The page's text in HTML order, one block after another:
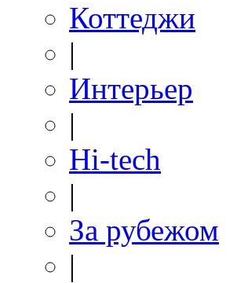
Коттеджи
|
Интерьер
|
Hi-tech
|
За рубежом
|